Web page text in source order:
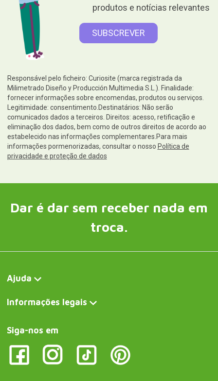
produtos e notícias relevantes
Responsável pelo ficheiro: Curiosite (marca registrada da
Milimetrado Diseño y Producción Multimedia S.L.). Finalidade:
fornecer informações sobre encomendas, produtos ou serviços.
Legitimidade: consentimento.Destinatários: Não serão
comunicados dados a terceiros. Direitos: acesso, retificação e
eliminação dos dados, bem como de outros direitos de acordo ao
estabelecido nas informações complementares.Para mais
informações pormenorizadas, consultar o nosso Política de
privacidade e proteção de dados
Dar é dar sem receber nada em
troca.
Ajuda
Informações legais
Siga-nos em